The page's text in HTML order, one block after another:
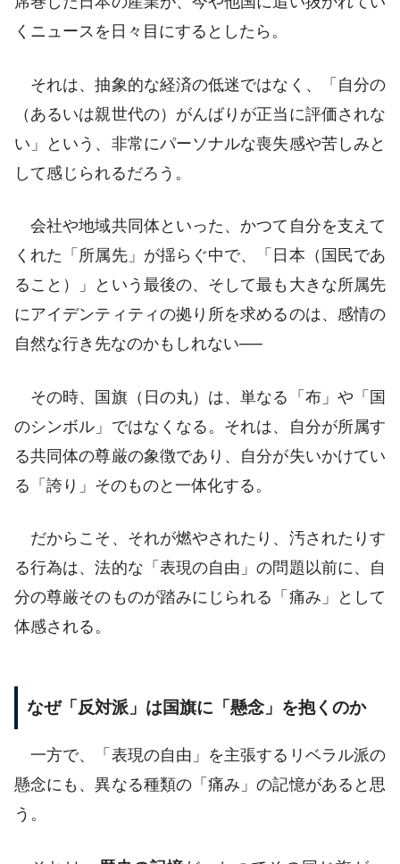
くニュースを日々目にするとしたら。
それは、抽象的な経済の低迷ではなく、「自分の
（あるいは親世代の）がんばりが正当に評価されな
い」という、非常にパーソナルな喪失感や苦しみと
して感じられるだろう。
会社や地域共同体といった、かつて自分を支えて
くれた「所属先」が揺らぐ中で、「日本（国民であ
ること）」という最後の、そして最も大きな所属先
にアイデンティティの拠り所を求めるのは、感情の
自然な行き先なのかもしれない──
その時、国旗（日の丸）は、単なる「布」や「国
のシンボル」ではなくなる。それは、自分が所属す
る共同体の尊厳の象徴であり、自分が失いかけてい
る「誇り」そのものと一体化する。
だからこそ、それが燃やされたり、汚されたりす
る行為は、法的な「表現の自由」の問題以前に、自
分の尊厳そのものが踏みにじられる「痛み」として
体感される。
なぜ「反対派」は国旗に「懸念」を抱くのか
一方で、「表現の自由」を主張するリベラル派の
懸念にも、異なる種類の「痛み」の記憶があると思
う。